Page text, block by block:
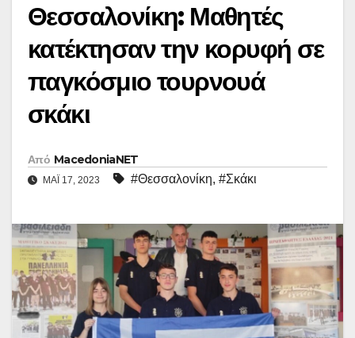
Θεσσαλονίκη: Μαθητές
κατέκτησαν την κορυφή σε
παγκόσμιο τουρνουά
σκάκι
Από MacedoniaNET
ΜΆΙ 17, 2023 #Θεσσαλονίκη, #Σκάκι